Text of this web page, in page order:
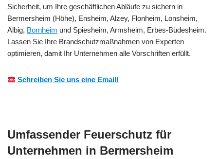
Sicherheit, um Ihre geschäftlichen Abläufe zu sichern in
Bermersheim (Höhe), Ensheim, Alzey, Flonheim, Lonsheim,
Albig, Bornheim und Spiesheim, Armsheim, Erbes-Büdesheim.
Lassen Sie Ihre Brandschutzmaßnahmen von Experten
optimieren, damit Ihr Unternehmen alle Vorschriften erfüllt.
Schreiben Sie uns eine Email!
Umfassender Feuerschutz für
Unternehmen in Bermersheim